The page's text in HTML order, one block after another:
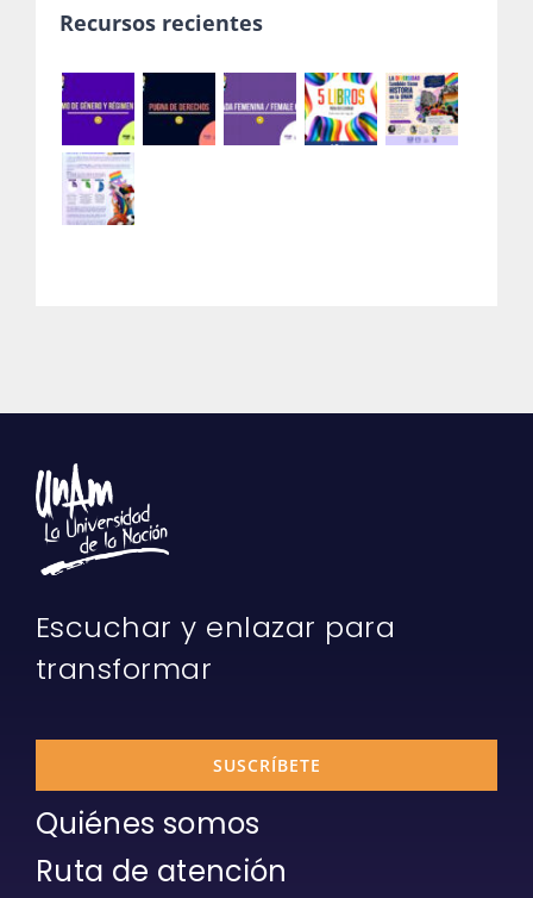
Recursos recientes
Escuchar y enlazar para
transformar
SUSCRÍBETE
Quiénes somos
Ruta de atención